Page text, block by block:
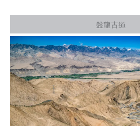
盤龍古道